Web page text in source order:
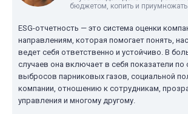
бюджетом, копить и приумножать
ESG-отчетность — это система оценки
направлениям, которая помогает понять,
ведет себя ответственно и устойчиво. В
случаев она включает в себя показатели
выбросов парниковых газов, социальной
компании, отношению к сотрудникам,
управления и многому другому.